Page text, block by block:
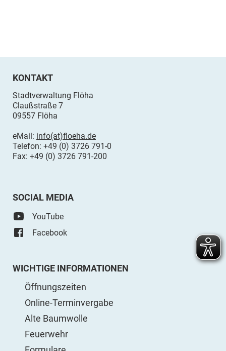
KONTAKT
Stadtverwaltung Flöha
Claußstraße 7
09557 Flöha
eMail: info(at)floeha.de
Telefon: +49 (0) 3726 791-0
Fax: +49 (0) 3726 791-200
SOCIAL MEDIA
YouTube
Facebook
WICHTIGE INFORMATIONEN
Öffnungszeiten
Online-Terminvergabe
Alte Baumwolle
Feuerwehr